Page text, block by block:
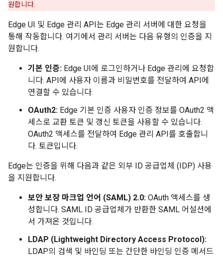
원합니다.
Edge UI 및 Edge 관리 API는 Edge 관리 서버에 대한 요청을
통해 작동합니다. 여기에서 관리 서버는 다음 유형의 인증을 지
원합니다.
기본 인증: Edge UI에 로그인하거나 Edge 관리에 요청합
니다. API에 사용자 이름과 비밀번호를 전달하여 API에
연결할 수 있습니다.
OAuth2: Edge 기본 인증 사용자 인증 정보를 OAuth2 액
세스로 교환 토큰 및 갱신 토큰을 사용할 수 있습니다.
OAuth2 액세스를 전달하여 Edge 관리 API를 호출합니
다. 토큰입니다.
Edge는 인증을 위해 다음과 같은 외부 ID 공급업체 (IDP) 사용
을 지원합니다.
보안 보장 마크업 언어 (SAML) 2.0: OAuth 액세스를 생
성합니다. SAML ID 공급업체가 반환한 SAML 어설션에
서 가져온 것입니다.
LDAP (Lightweight Directory Access Protocol):
LDAP의 검색 및 바인딩 또는 간단한 바인딩 인증 메서드